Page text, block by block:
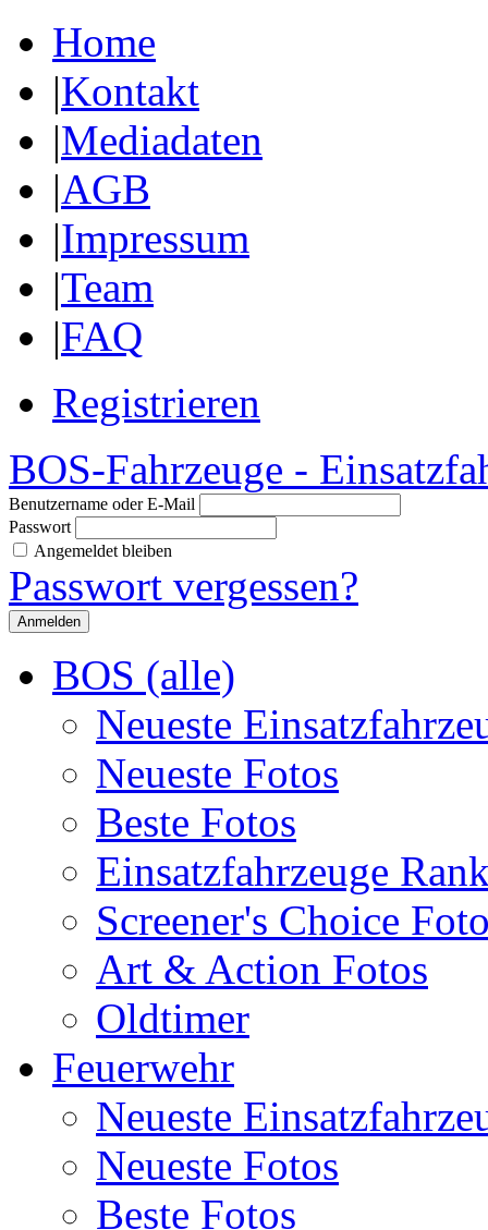
Home
|Kontakt
|Mediadaten
|AGB
|Impressum
|Team
|FAQ
Registrieren
BOS-Fahrzeuge -
Benutzername oder E-Mail
Passwort
Angemeldet bleiben
Passwort vergessen?
BOS (alle)
Neueste
Neueste Fotos
Beste Fotos
Einsatzfahrzeuge
Screener's Choice
Art & Action Fotos
Oldtimer
Feuerwehr
Neueste
Neueste Fotos
Beste Fotos